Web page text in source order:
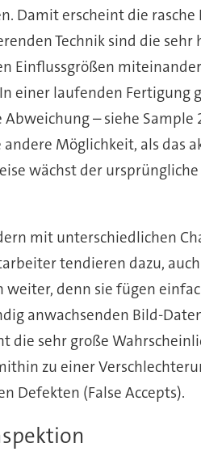
Damit erscheint die
Technik sind die sehr
Einflussgrößen
laufenden Fertigung
– siehe
Möglichkeit, als das
wächst der
mit unterschiedlichen
tendieren dazu,
denn sie fügen
anwachsenden Bild-
sehr große
zu einer
Defekten (False Accepts).